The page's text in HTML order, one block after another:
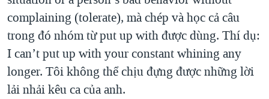
complaining (tolerate), mà chép và học cả câu
trong đó nhóm từ put up with được dùng. Thí dụ:
I can’t put up with your constant whining any
longer. Tôi không thể chịu đựng được những lời
lải nhải kêu ca của anh.